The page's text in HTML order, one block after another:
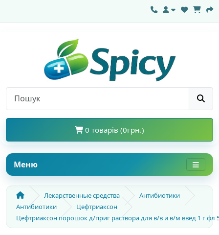
0 товарів (0грн.)
Меню
Лекарственные средства
Антибиотики
Антибиотики
Цефтриаксон
Цефтриаксон порошок д/приг раствора для в/в и в/м введ 1 г фл